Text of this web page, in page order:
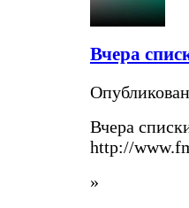
Вчера
Вчера
http://
»